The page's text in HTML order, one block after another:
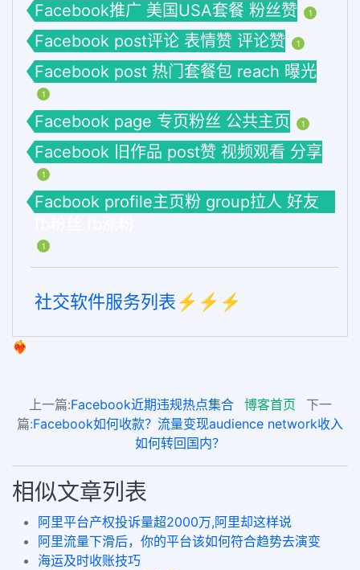
Facebook推广 美国USA套餐 粉丝赞 1
Facebook post评论 表情赞 评论赞 1
Facebook post 热门套餐包 reach 曝光
1
Facebook page 专页粉丝 公共主页 1
Facebook 旧作品 post赞 视频观看 分享
1
Facbook profile主页粉 group拉人 好友
1
社交软件服务列表⚡️⚡️⚡️
❤️‍🔥
上一篇:Facebook近期违规热点集合 博客首页
下一
篇:Facebook如何收款？流量变现audience network收入
如何转回国内？
相似文章列表
阿里平台产权投诉量超2000万,阿里却这样说
阿里流量下滑后，你的平台该如何符合趋势去演变
海运及时收账技巧